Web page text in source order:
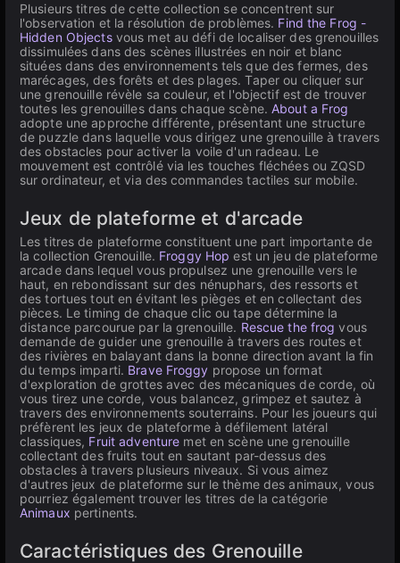
Plusieurs titres de cette collection se concentrent sur
l'observation et la résolution de problèmes. Find the Frog -
Hidden Objectsvous met au défi de localiser des grenouilles
dissimulées dans des scènes illustrées en noir et blanc
situées dans des environnements tels que des fermes, des
marécages, des forêts et des plages. Taper ou cliquer sur
une grenouille révèle sa couleur, et l'objectif est de trouver
toutes les grenouilles dans chaque scène.About a Frog
adopte une approche différente, présentant une structure
de puzzle dans laquelle vous dirigez une grenouille à travers
des obstacles pour activer la voile d'un radeau. Le
mouvement est contrôlé via les touches fléchées ou ZQSD
sur ordinateur, et via des commandes tactiles sur mobile.
Jeux de plateforme et d'arcade
Les titres de plateforme constituent une part importante de
la collection Grenouille. Froggy Hop est un jeu de plateforme
arcade dans lequel vous propulsez une grenouille vers le
haut, en rebondissant sur des nénuphars, des ressorts et
des tortues tout en évitant les pièges et en collectant des
pièces. Le timing de chaque clic ou tape détermine la
distance parcourue par la grenouille. Rescue the frog vous
demande de guider une grenouille à travers des routes et
des rivières en balayant dans la bonne direction avant la fin
du temps imparti. Brave Froggy propose un format
d'exploration de grottes avec des mécaniques de corde, où
vous tirez une corde, vous balancez, grimpez et sautez à
travers des environnements souterrains. Pour les joueurs qui
préfèrent les jeux de plateforme à défilement latéral
classiques, Fruit adventure met en scène une grenouille
collectant des fruits tout en sautant par-dessus des
obstacles à travers plusieurs niveaux. Si vous aimez
d'autres jeux de plateforme sur le thème des animaux, vous
pourriez également trouver les titres de la catégorie
Animaux pertinents.
Caractéristiques des Grenouille